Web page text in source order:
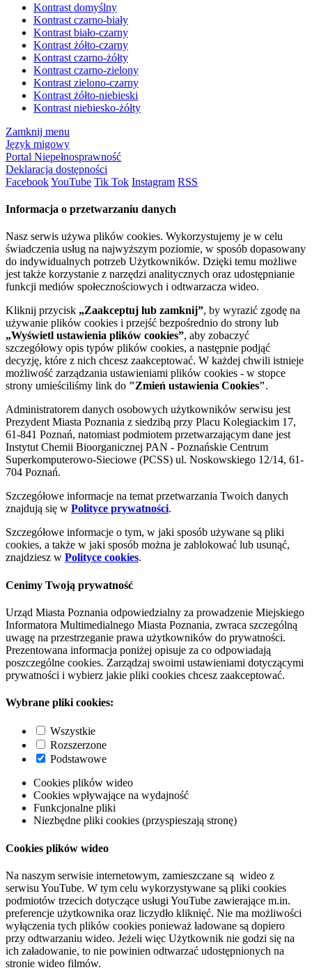
Kontrast domyślny
Kontrast czarno-biały
Kontrast biało-czarny
Kontrast żółto-czarny
Kontrast czarno-żółty
Kontrast czarno-zielony
Kontrast zielono-czarny
Kontrast żółto-niebieski
Kontrast niebiesko-żółty
Zamknij menu
Język migowy
Portal Niepełnosprawność
Deklaracja dostępności
FacebookYouTube Tik Tok Instagram RSS
Informacja o przetwarzaniu danych
Nasz serwis używa plików cookies. Wykorzystujemy je w celu
świadczenia usług na najwyższym poziomie, w sposób dopasowany
do indywidualnych potrzeb Użytkowników. Dzięki temu możliwe
jest także korzystanie z narzędzi analitycznych oraz udostępnianie
funkcji mediów społecznościowych i odtwarzacza wideo.
Kliknij przycisk „Zaakceptuj lub zamknij”, by wyrazić zgodę na
używanie plików cookies i przejść bezpośrednio do strony lub
„Wyświetl ustawienia plików cookies”, aby zobaczyć
szczegółowy opis typów plików cookies, a następnie podjąć
decyzję, które z nich chcesz zaakceptować. W każdej chwili istnieje
możliwość zarządzania ustawieniami plików cookies - w stopce
strony umieściliśmy link do "Zmień ustawienia Cookies".
Administratorem danych osobowych użytkowników serwisu jest
Prezydent Miasta Poznania z siedzibą przy Placu Kolegiackim 17,
61-841 Poznań, natomiast podmiotem przetwarzającym dane jest
Instytut Chemii Bioorganicznej PAN - Poznańskie Centrum
Superkomputerowo-Sieciowe (PCSS) ul. Noskowskiego 12/14, 61-
704 Poznań.
Szczegółowe informacje na temat przetwarzania Twoich danych
znajdują się w Polityce prywatności.
Szczegółowe informacje o tym, w jaki sposób używane są pliki
cookies, a także w jaki sposób można je zablokować lub usunąć,
znajdziesz w Polityce cookies.
Cenimy Twoją prywatność
Urząd Miasta Poznania odpowiedzialny za prowadzenie Miejskiego
Informatora Multimedialnego Miasta Poznania, zwraca szczególną
uwagę na przestrzeganie prawa użytkowników do prywatności.
Prezentowana informacja poniżej opisuje za co odpowiadają
poszczególne cookies. Zarządzaj swoimi ustawieniami dotyczącymi
prywatności i wybierz jakie pliki cookies chcesz zaakceptować.
Wybrane pliki cookies:
Wszystkie
Rozszerzone
Podstawowe
Cookies plików wideo
Cookies wpływające na wydajność
Funkcjonalne pliki
Niezbędne pliki cookies (przyspieszają stronę)
Cookies plików wideo
Na naszym serwisie internetowym, zamieszczane są wideo z
serwisu YouTube. W tym celu wykorzystywane są pliki cookies
podmiotów trzecich dotyczące usługi YouTube zawierające m.in.
preferencje użytkownika oraz liczydło kliknięć. Nie ma możliwości
wyłączenia tych plików cookies ponieważ ładowane są dopiero
przy odtwarzaniu wideo. Jeżeli więc Użytkownik nie godzi się na
ich załadowanie, to nie powinien odtwarzać udostępnionych na
stronie wideo filmów.